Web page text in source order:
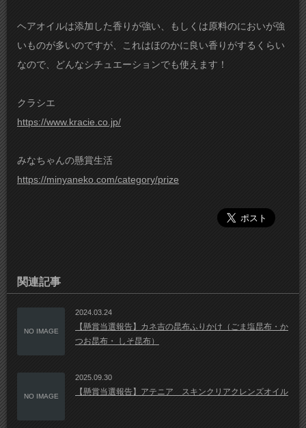
ヘアオイルは添加した香りが強い、もしくは原料のにおいが強
いものが多いのですが、これはほのかに良い香りがするくらい
なので、どんなシチュエーションでも使えます！
クラシエ
https://www.kracie.co.jp/
みなちゃんの懸賞生活
https://minyaneko.com/category/prize
関連記事
NO IMAGE
2024.03.24
【懸賞当選報告】カネ吉の昆布ふりかけ（ごま塩昆布・か
つお昆布・ しそ昆布）
NO IMAGE
2025.09.30
【懸賞当選報告】アテニア スキンクリアクレンズオイル